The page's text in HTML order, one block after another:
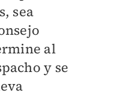
sea
al
y se